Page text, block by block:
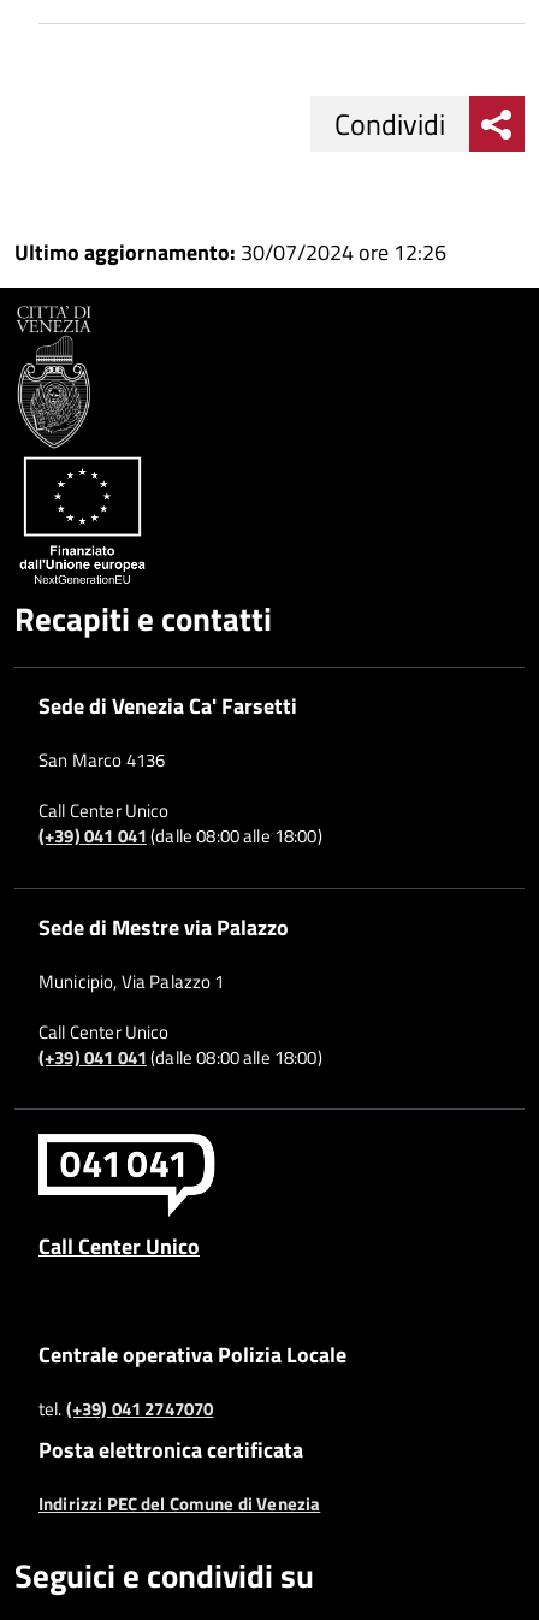
su
Facebook
Condividi
su
Condividi
Condividi
Ultimo aggiornamento: 30/07/2024 ore 12:26
Recapiti e contatti
Sede di Venezia Ca' Farsetti
San Marco 4136
Call Center Unico
(+39) 041 041(dalle 08:00 alle 18:00)
Sede di Mestre via Palazzo
Municipio, Via Palazzo 1
Call Center Unico
(+39) 041 041(dalle 08:00 alle 18:00)
Call Center Unico
Centrale operativa Polizia Locale
tel.(+39) 041 2747070
Posta elettronica certificata
Indirizzi PEC del Comune di Venezia
Seguici e condividi su